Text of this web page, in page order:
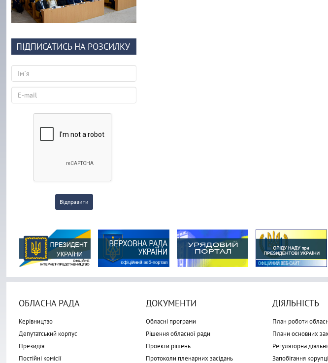
ПІДПИСАТИСЬ НА РОЗСИЛКУ
Відправити
ОБЛАСНА РАДА
Керівництво
Депутатський корпус
Президія
Постійні комісії
ДОКУМЕНТИ
Обласні програми
Рішення обласної ради
Проекти рішень
Протоколи пленарних засідань
ДІЯЛЬНІСТЬ
План роботи
Плани основних
Регуляторна
Запобігання